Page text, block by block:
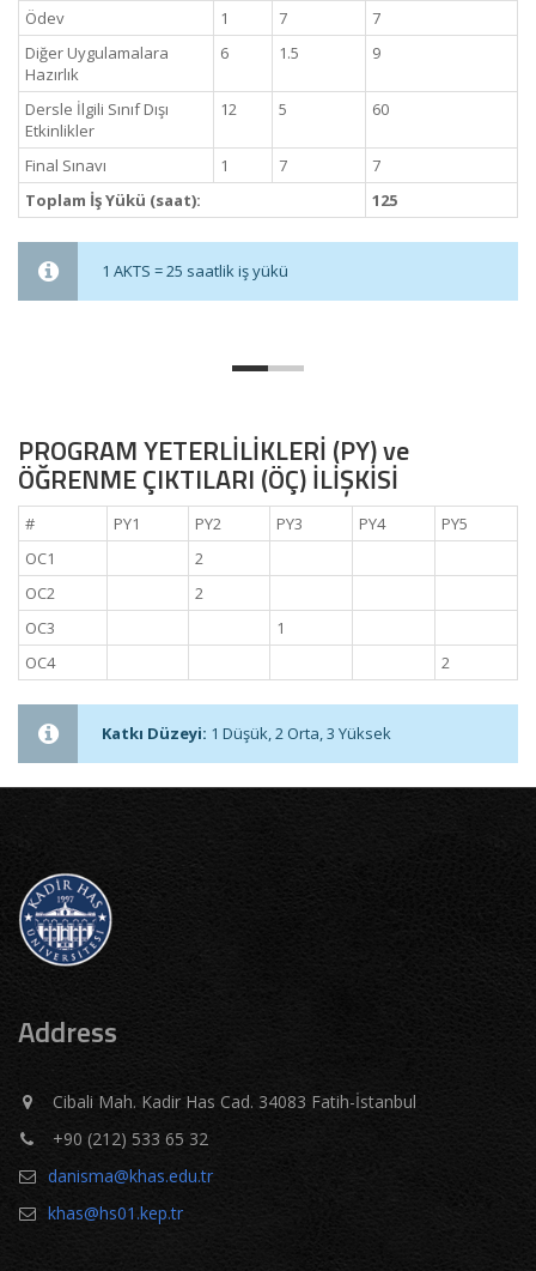
Ödev
1 7
7
Diğer Uygulamalara
Hazırlık
6 1.5 9
Dersle İlgili Sınıf Dışı
Etkinlikler
12 5 60
Final Sınavı 1 7
7
Toplam İş Yükü (saat):
125
1 AKTS = 25 saatlik iş yükü
PROGRAM YETERLİLİKLERİ (PY) ve
ÖĞRENME ÇIKTILARI (ÖÇ) İLİŞKİSİ
# PY1 PY2 PY3 PY4
PY5
OC1
2
OC2
2
OC3
1
OC4
2
Katkı Düzeyi: 1 Düşük, 2 Orta, 3 Yüksek
Address
Cibali Mah. Kadir Has Cad. 34083 Fatih-İstanbul
+90 (212) 533 65 32
danisma@khas.edu.tr
khas@hs01.kep.tr